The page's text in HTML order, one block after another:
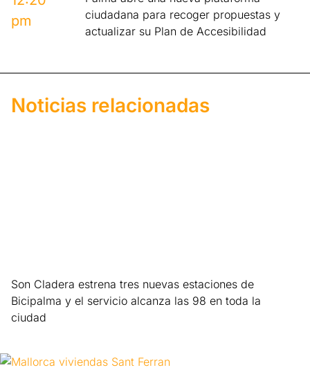
pm
ciudadana para recoger propuestas y
actualizar su Plan de Accesibilidad
Noticias relacionadas
Son Cladera estrena tres nuevas estaciones de
Bicipalma y el servicio alcanza las 98 en toda la
ciudad